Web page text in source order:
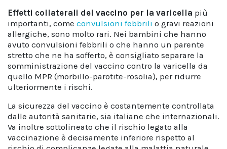
Effetti collaterali del vaccino per la varicella più
importanti, come convulsioni febbrili o gravi reazioni
allergiche, sono molto rari. Nei bambini che hanno
avuto convulsioni febbrili o che hanno un parente
stretto che ne ha sofferto, è consigliato separare la
somministrazione del vaccino contro la varicella da
quello MPR (morbillo-parotite-rosolia), per ridurre
ulteriormente i rischi.
La sicurezza del vaccino è costantemente controllata
dalle autorità sanitarie, sia italiane che internazionali.
Va inoltre sottolineato che il rischio legato alla
vaccinazione è decisamente inferiore rispetto al